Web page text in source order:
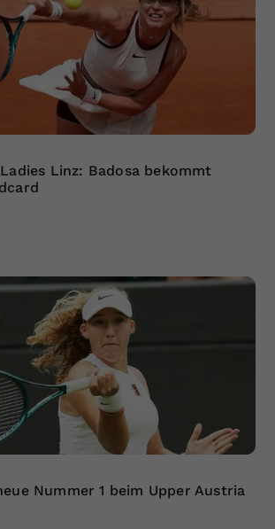
Linz: Badosa bekommt
Nummer 1 beim Upper Austria